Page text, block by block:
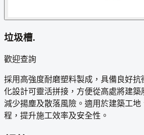
垃圾槽.
歡迎查詢
採用高強度耐磨塑料製成，具備良好抗
化設計可靈活拼接，方便從高處將建築
減少揚塵及散落風險。適用於建築工地
程，提升施工效率及安全性。